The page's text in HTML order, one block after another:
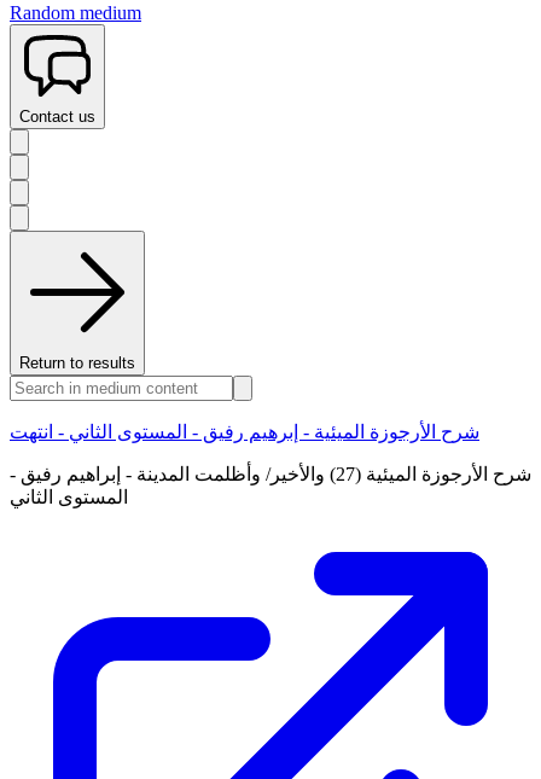
Random medium
Contact us
Return to results
شرح الأرجوزة الميئية - إبرهيم رفيق - المستوى الثاني - انتهت
شرح الأرجوزة الميئية (27) والأخير/ وأظلمت المدينة - إبراهيم رفيق -
المستوى الثاني